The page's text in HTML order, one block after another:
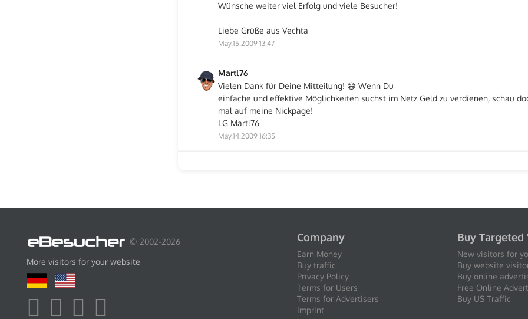
Wünsche weiter viel Erfolg und viele Besucher!
Liebe Grüße aus Vechta
May.15.2009 13:47
Martl76
Vielen Dank für Deine Mitteilung! 😄 Wenn Du
einfache und effektive Möglichkeiten suchst im Netz Geld zu verdienen, schau
mal auf meine Nickpage!
LG Martl76
May.14.2009 16:35
© 2002-2026
More visitors for your website
Company
Earn Money
Buy traffic
Privacy Policy
Terms for Users
Terms for Advertisers
Imprint
Buy Targeted
New visitors for
Buy website
Buy online
Free Online
Buy US Traffic